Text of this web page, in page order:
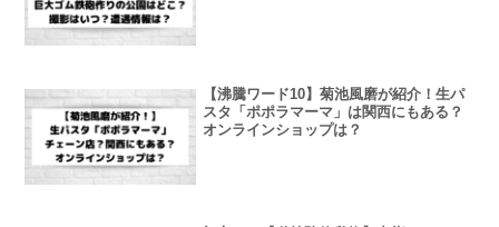
【沸騰ワード10】菊池風磨が紹介！生パ
スタ「ポポラマーマ」は関西にもある？
オンラインショップは？